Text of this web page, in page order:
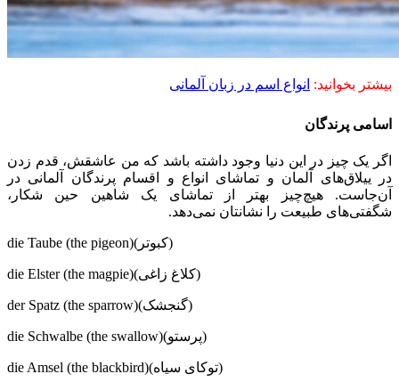
بیشتر بخوانید: انواع اسم در زبان آلمانی
اسامی پرندگان
اگر یک چیز در این دنیا وجود داشته باشد که من عاشقش، قدم زدن
در ییلاق‌های آلمان و تماشای انواع و اقسام پرندگان آلمانی در
آن‌جاست. هیچ‌چیز بهتر از تماشای یک شاهین حین شکار،
شگفتی‌های طبیعت را نشانتان نمی‌دهد.
die Taube (the pigeon)(کبوتر)
die Elster (the magpie)(کلاغ زاغی)
der Spatz (the sparrow)(گنجشک)
die Schwalbe (the swallow)(پرستو)
die Amsel (the blackbird)(توکای سیاه)